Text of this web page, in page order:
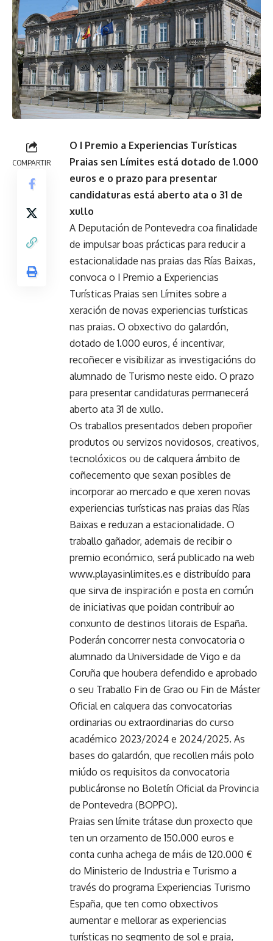
COMPARTIR
O I Premio a Experiencias Turísticas
Praias sen Límites está dotado de 1.000
euros e o prazo para presentar
candidaturas está aberto ata o 31 de
xullo
A Deputación de Pontevedra coa finalidade
de impulsar boas prácticas para reducir a
estacionalidade nas praias das Rías Baixas,
convoca o I Premio a Experiencias
Turísticas Praias sen Límites sobre a
xeración de novas experiencias turísticas
nas praias. O obxectivo do galardón,
dotado de 1.000 euros, é incentivar,
recoñecer e visibilizar as investigacións do
alumnado de Turismo neste eido. O prazo
para presentar candidaturas permanecerá
aberto ata 31 de xullo.
Os traballos presentados deben propoñer
produtos ou servizos novidosos, creativos,
tecnolóxicos ou de calquera ámbito de
coñecemento que sexan posibles de
incorporar ao mercado e que xeren novas
experiencias turísticas nas praias das Rías
Baixas e reduzan a estacionalidade. O
traballo gañador, ademais de recibir o
premio económico, será publicado na web
www.playasinlimites.es e distribuído para
que sirva de inspiración e posta en común
de iniciativas que poidan contribuír ao
conxunto de destinos litorais de España.
Poderán concorrer nesta convocatoria o
alumnado da Universidade de Vigo e da
Coruña que houbera defendido e aprobado
o seu Traballo Fin de Grao ou Fin de Máster
Oficial en calquera das convocatorias
ordinarias ou extraordinarias do curso
académico 2023/2024 e 2024/2025. As
bases do galardón, que recollen máis polo
miúdo os requisitos da convocatoria
publicáronse no Boletín Oficial da Provincia
de Pontevedra (BOPPO).
Praias sen límite trátase dun proxecto que
ten un orzamento de 150.000 euros e
conta cunha achega de máis de 120.000 €
do Ministerio de Industria e Turismo a
través do programa Experiencias Turismo
España, que ten como obxectivos
aumentar e mellorar as experiencias
turísticas no segmento de sol e praia,